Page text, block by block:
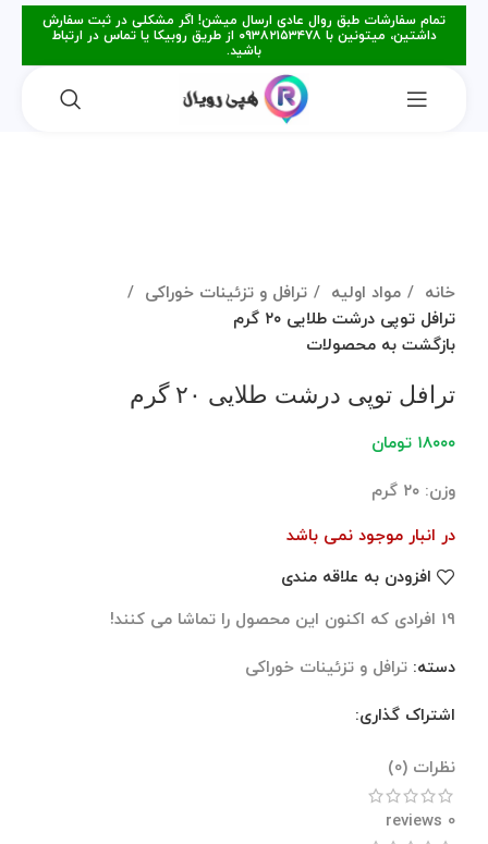
تمام سفارشات طبق روال عادی ارسال میشن! اگر مشکلی در ثبت سفارش
داشتین، میتونین با ۰۹۳۸۲۱۵۳۴۷۸ از طریق روبیکا یا تماس در ارتباط
باشید.
خانه مواد اولیه
ترافل و تزئینات خوراکی
ترافل توپی درشت طلایی ۲۰ گرم
بازگشت به محصولات
ترافل توپی درشت طلایی ۲۰ گرم
۱۸۰۰۰ تومان
وزن: ۲۰ گرم
در انبار موجود نمی باشد
افزودن به علاقه مندی
19 افرادی که اکنون این محصول را تماشا می کنند!
دسته: ترافل و تزئینات خوراکی
اشتراک گذاری:
نظرات (0)
0 reviews